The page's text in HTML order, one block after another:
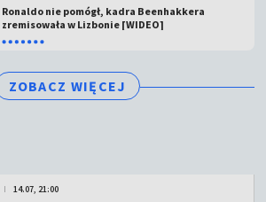
Ronaldo nie pomógł, kadra Beenhakkera
zremisowała w Lizbonie [WIDEO]
ZOBACZ WIĘCEJ
14.07, 21:00